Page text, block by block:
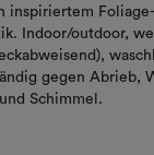
inspiriertem
Indoor/outdoor,
gegen Abrieb,
Schimmel.